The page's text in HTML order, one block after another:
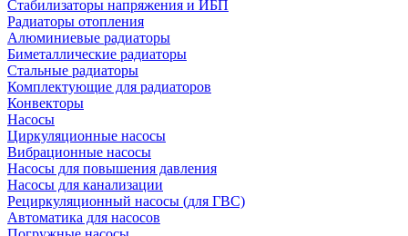
Стабилизаторы напряжения и ИБП
Радиаторы отопления
Алюминиевые радиаторы
Биметаллические радиаторы
Стальные радиаторы
Комплектующие для радиаторов
Конвекторы
Насосы
Циркуляционные насосы
Вибрационные насосы
Насосы для повышения давления
Насосы для канализации
Рециркуляционный насосы (для ГВС)
Автоматика для насосов